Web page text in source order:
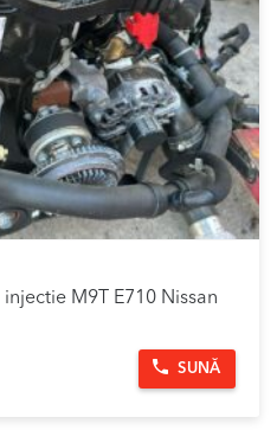
M9T E710 Nissan
SUNĂ